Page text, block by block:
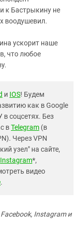
к Бастрыкину не
воодушевил.
ускорит наше
что любое
и IOS! Будем
как в Google
в соцсетях. Без
вTelegram (в
Через VPN
узел" на сайте,
Instagram*,
видео
.
Instagram и